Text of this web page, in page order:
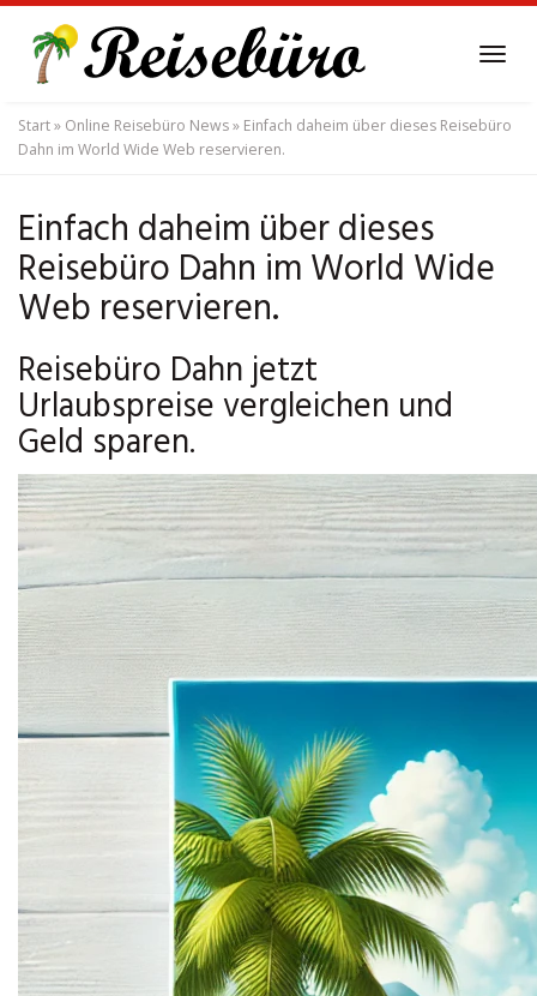
main
content
Start» Online Reisebüro News» Einfach daheim über dieses Reisebüro
Dahn im World Wide Web reservieren.
Einfach daheim über dieses
Reisebüro Dahn im World Wide
Web reservieren.
Reisebüro Dahn jetzt
Urlaubspreise vergleichen und
Geld sparen.